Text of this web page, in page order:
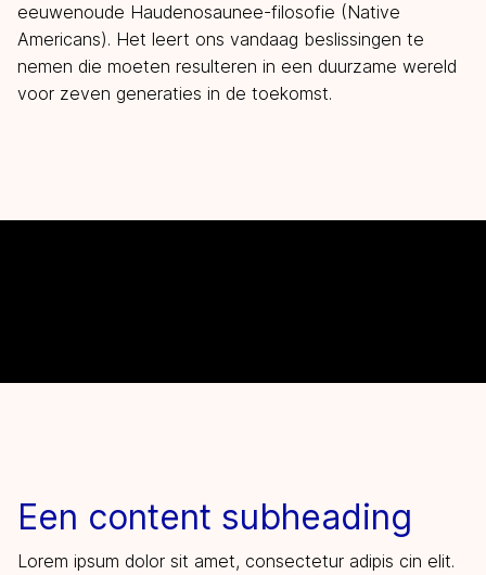
eeuwenoude Haudenosaunee-filosofie (Native
Americans). Het leert ons vandaag beslissingen te
nemen die moeten resulteren in een duurzame wereld
voor zeven generaties in de toekomst.
Een content subheading
Lorem ipsum dolor sit amet, consectetur adipis cin elit.